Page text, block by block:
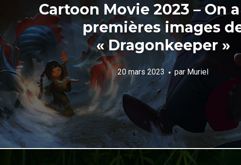
Cartoon Movie 2023 – On
premières images
« Dragonkeeper »
20 mars 2023 parMuriel